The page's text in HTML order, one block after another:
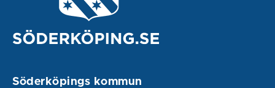
Söderköpings kommun